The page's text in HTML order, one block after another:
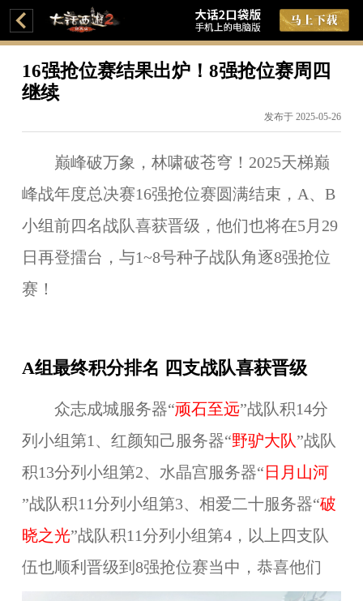
16强抢位赛结果出炉！8强抢位赛周四
继续
发布于 2025-05-26
巅峰破万象，林啸破苍穹！2025天梯巅
峰战年度总决赛16强抢位赛圆满结束，A、B
小组前四名战队喜获晋级，他们也将在5月29
日再登擂台，与1~8号种子战队角逐8强抢位
赛！
A组最终积分排名 四支战队喜获晋级
众志成城服务器“顽石至远”战队积14分
列小组第1、红颜知己服务器“野驴大队”战队
积13分列小组第2、水晶宫服务器“ 日月山河
”战队积11分列小组第3、相爱二十服务器“破
晓之光”战队积11分列小组第4，以上四支队
伍也顺利晋级到8强抢位赛当中，恭喜他们